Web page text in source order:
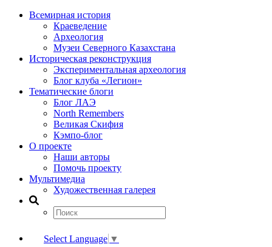
Всемирная история
Краеведение
Археология
Музеи Северного Казахстана
Историческая реконструкция
Экспериментальная археология
Блог клуба «Легион»
Тематические блоги
Блог ЛАЭ
North Remembers
Великая Скифия
Кэмпо-блог
О проекте
Наши авторы
Помочь проекту
Мультимедиа
Художественная галерея
Select Language ▼